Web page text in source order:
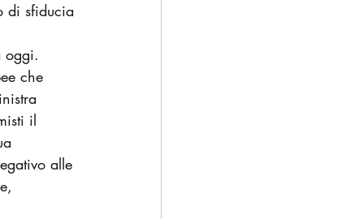
di sfiducia
oggi.
che
il
alle